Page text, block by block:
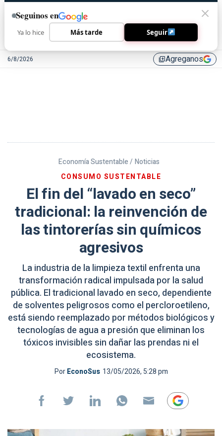
6/8/2026 library_addAgreganos
Economía Sustentable / Noticias
CONSUMO SUSTENTABLE
El fin del “lavado en seco”
tradicional: la reinvención de
las tintorerías sin químicos
agresivos
La industria de la limpieza textil enfrenta una
transformación radical impulsada por la salud
pública. El tradicional lavado en seco, dependiente
de solventes peligrosos como el percloroetileno,
está siendo reemplazado por métodos biológicos y
tecnologías de agua a presión que eliminan los
tóxicos invisibles sin dañar las prendas ni el
ecosistema.
PorEconoSus 13/05/2026, 5:28 pm
Seguinos en
Ya lo hice Más tarde Seguir